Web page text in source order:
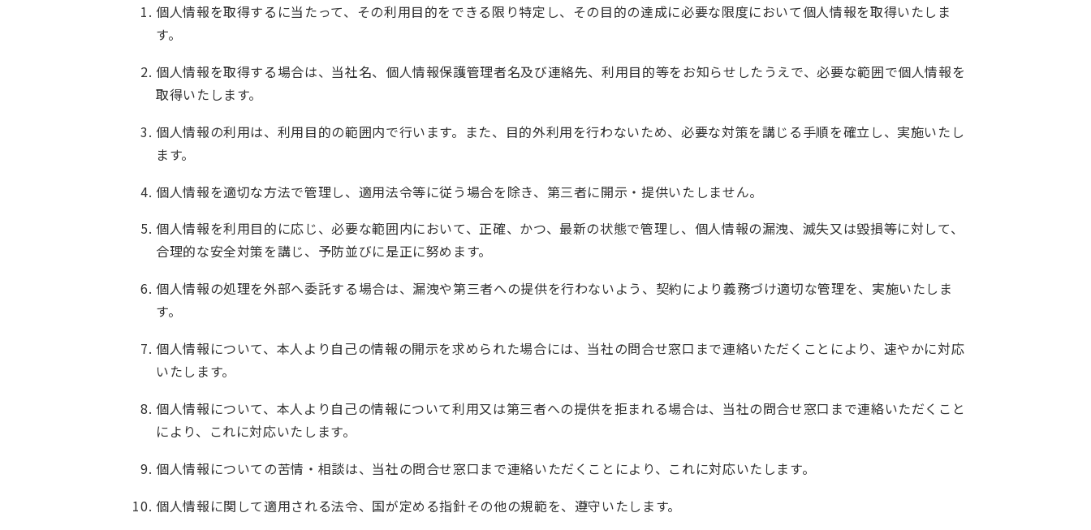
個人情報を取得するに当たって、その利用目的をできる限り特定し、その目的の達成に必要な限度において個人情報を取得いたしま
す。
個人情報を取得する場合は、当社名、個人情報保護管理者名及び連絡先、利用目的等をお知らせしたうえで、必要な範囲で個人情報を
取得いたします。
個人情報の利用は、利用目的の範囲内で行います。また、目的外利用を行わないため、必要な対策を講じる手順を確立し、実施いたし
ます。
個人情報を適切な方法で管理し、適用法令等に従う場合を除き、第三者に開示・提供いたしません。
個人情報を利用目的に応じ、必要な範囲内において、正確、かつ、最新の状態で管理し、個人情報の漏洩、滅失又は毀損等に対して、
合理的な安全対策を講じ、予防並びに是正に努めます。
個人情報の処理を外部へ委託する場合は、漏洩や第三者への提供を行わないよう、契約により義務づけ適切な管理を、実施いたしま
す。
個人情報について、本人より自己の情報の開示を求められた場合には、当社の問合せ窓口まで連絡いただくことにより、速やかに対応
いたします。
個人情報について、本人より自己の情報について利用又は第三者への提供を拒まれる場合は、当社の問合せ窓口まで連絡いただくこと
により、これに対応いたします。
個人情報についての苦情・相談は、当社の問合せ窓口まで連絡いただくことにより、これに対応いたします。
個人情報に関して適用される法令、国が定める指針その他の規範を、遵守いたします。